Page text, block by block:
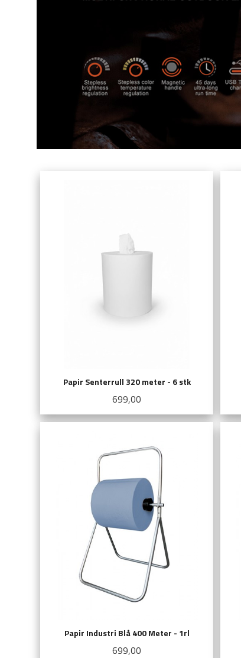
Papir Senterrull 320 meter - 6 stk
Pris
699,00
Papir Industri Blå 400 Meter - 1rl
Pris
699,00